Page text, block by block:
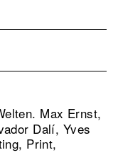
Max Ernst,
Dalí, Yves
Print,